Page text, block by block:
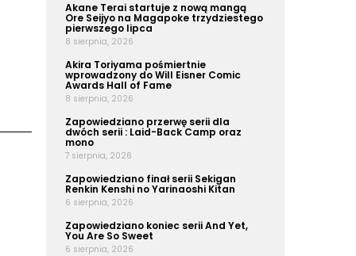
Akane Terai startuje z nową mangą
Ore Seijyo na Magapoke trzydziestego
pierwszego lipca
8 sierpnia, 2026
Akira Toriyama pośmiertnie
wprowadzony do Will Eisner Comic
Awards Hall of Fame
8 sierpnia, 2026
Zapowiedziano przerwę serii dla
dwóch serii : Laid-Back Camp oraz
mono
7 sierpnia, 2026
Zapowiedziano finał serii Sekigan
Renkin Kenshi no Yarinaoshi Kitan
6 sierpnia, 2026
Zapowiedziano koniec serii And Yet,
You Are So Sweet
6 sierpnia, 2026